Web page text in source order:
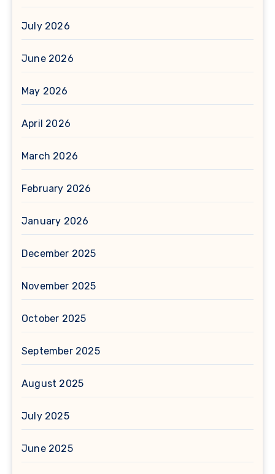
July 2026
June 2026
May 2026
April 2026
March 2026
February 2026
January 2026
December 2025
November 2025
October 2025
September 2025
August 2025
July 2025
June 2025